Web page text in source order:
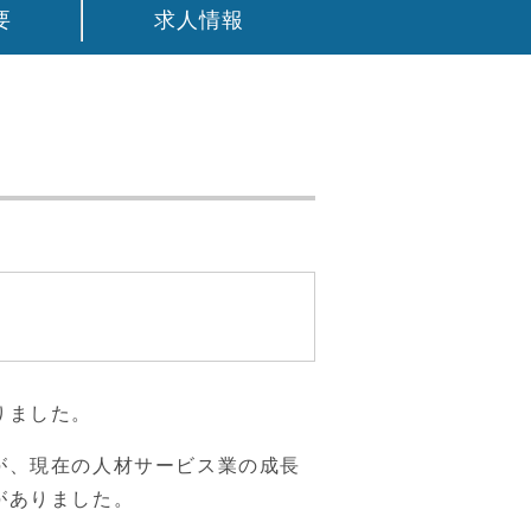
求人情報
した。
現在の人材サービス業の成長
りました。